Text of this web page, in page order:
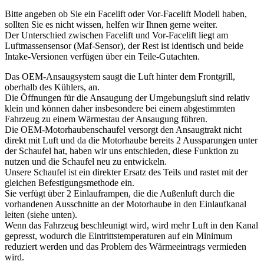
Bitte angeben ob Sie ein Facelift oder Vor-Facelift Modell haben,
sollten Sie es nicht wissen, helfen wir Ihnen gerne weiter.
Der Unterschied zwischen Facelift und Vor-Facelift liegt am
Luftmassensensor (Maf-Sensor), der Rest ist identisch und beide
Intake-Versionen verfügen über ein Teile-Gutachten.
Das OEM-Ansaugsystem saugt die Luft hinter dem Frontgrill,
oberhalb des Kühlers, an.
Die Öffnungen für die Ansaugung der Umgebungsluft sind relativ
klein und können daher insbesondere bei einem abgestimmten
Fahrzeug zu einem Wärmestau der Ansaugung führen.
Die OEM-Motorhaubenschaufel versorgt den Ansaugtrakt nicht
direkt mit Luft und da die Motorhaube bereits 2 Aussparungen unter
der Schaufel hat, haben wir uns entschieden, diese Funktion zu
nutzen und die Schaufel neu zu entwickeln.
Unsere Schaufel ist ein direkter Ersatz des Teils und rastet mit der
gleichen Befestigungsmethode ein.
Sie verfügt über 2 Einlauframpen, die die Außenluft durch die
vorhandenen Ausschnitte an der Motorhaube in den Einlaufkanal
leiten (siehe unten).
Wenn das Fahrzeug beschleunigt wird, wird mehr Luft in den Kanal
gepresst, wodurch die Eintrittstemperaturen auf ein Minimum
reduziert werden und das Problem des Wärmeeintrags vermieden
wird.